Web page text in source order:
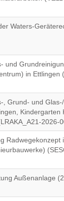
Waters-
und
in Ettlingen
, Grund- und
Kindergarten
2026-
Radwegekonzept
Außenanlage